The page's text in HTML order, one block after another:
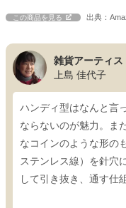
この商品を見る 出典：
雑貨アーティ
上島 佳代子
ハンディ型はなんと言
ならないのが魅力。ま
なコインのような形の
ステンレス線）を針穴
して引き抜き、通す仕